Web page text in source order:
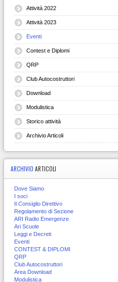
Attività 2022
Attività 2023
Eventi
Contest e Diplomi
QRP
Club Autocostruttori
Download
Modulistica
Storico attività
Archivio Articoli
ARCHIVIO ARTICOLI
Dove Siamo
I soci
Il Consiglio Direttivo
Regolamento di Sezione
ARI Radio Emergenze
Ari Scuole
Leggi e Decreti
Eventi
CONTEST & DIPLOMI
QRP
Club Autocostruttori
Area Download
Modulistica